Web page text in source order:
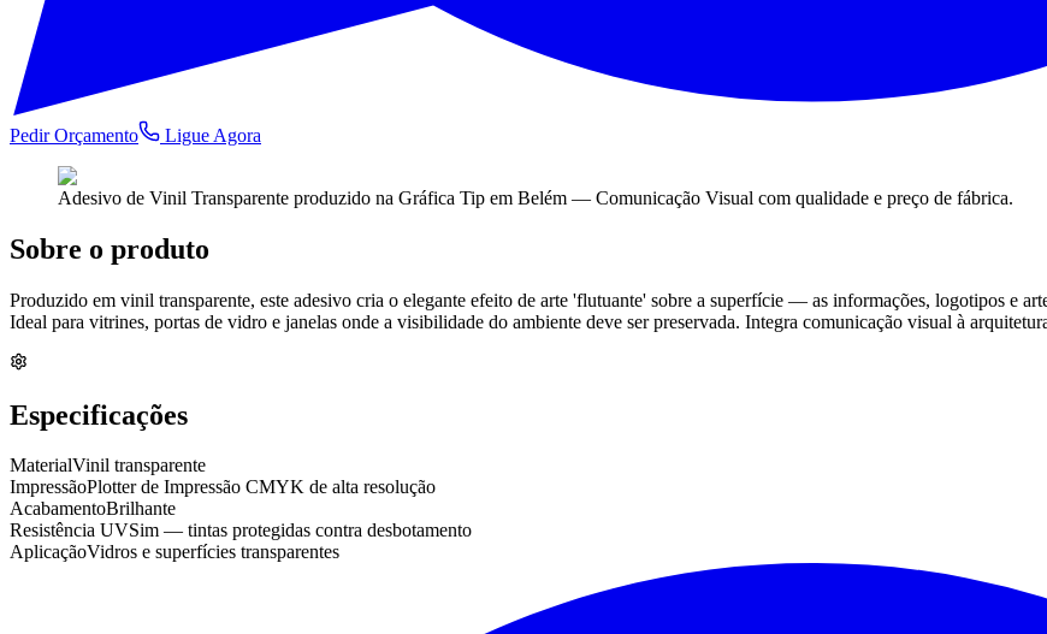
Pedir Orçamento Ligue Agora
Adesivo de Vinil Transparente produzido na Gráfica Tip em Belém — Comunicação Visual com qualidade e preço de fábrica.
Sobre o produto
Produzido em vinil transparente, este adesivo cria o elegante efeito de arte 'flutuante' sobre a superfície — as informações, logotipos e
Ideal para vitrines, portas de vidro e janelas onde a visibilidade do ambiente deve ser preservada. Integra comunicação visual à
Especificações
MaterialVinil transparente
ImpressãoPlotter de Impressão CMYK de alta resolução
AcabamentoBrilhante
Resistência UVSim — tintas protegidas contra desbotamento
AplicaçãoVidros e superfícies transparentes